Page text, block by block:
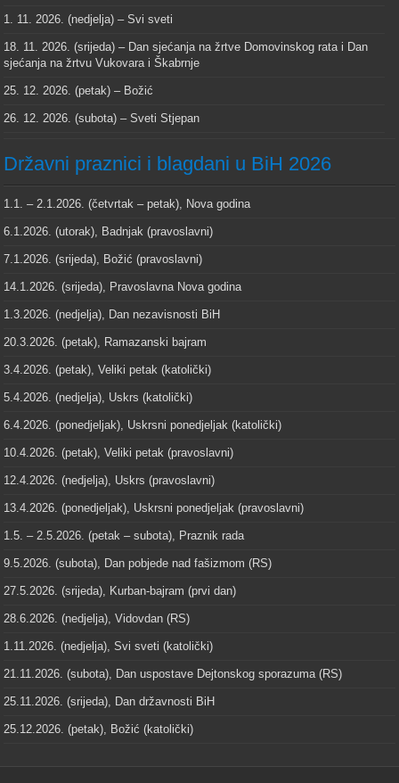
1. 11. 2026. (nedjelja) – Svi sveti
18. 11. 2026. (srijeda) – Dan sjećanja na žrtve Domovinskog rata i Dan
sjećanja na žrtvu Vukovara i Škabrnje
25. 12. 2026. (petak) – Božić
26. 12. 2026. (subota) – Sveti Stjepan
Državni praznici i blagdani u BiH 2026
1.1. – 2.1.2026. (četvrtak – petak), Nova godina
6.1.2026. (utorak), Badnjak (pravoslavni)
7.1.2026. (srijeda), Božić (pravoslavni)
14.1.2026. (srijeda), Pravoslavna Nova godina
1.3.2026. (nedjelja), Dan nezavisnosti BiH
20.3.2026. (petak), Ramazanski bajram
3.4.2026. (petak), Veliki petak (katolički)
5.4.2026. (nedjelja), Uskrs (katolički)
6.4.2026. (ponedjeljak), Uskrsni ponedjeljak (katolički)
10.4.2026. (petak), Veliki petak (pravoslavni)
12.4.2026. (nedjelja), Uskrs (pravoslavni)
13.4.2026. (ponedjeljak), Uskrsni ponedjeljak (pravoslavni)
1.5. – 2.5.2026. (petak – subota), Praznik rada
9.5.2026. (subota), Dan pobjede nad fašizmom (RS)
27.5.2026. (srijeda), Kurban-bajram (prvi dan)
28.6.2026. (nedjelja), Vidovdan (RS)
1.11.2026. (nedjelja), Svi sveti (katolički)
21.11.2026. (subota), Dan uspostave Dejtonskog sporazuma (RS)
25.11.2026. (srijeda), Dan državnosti BiH
25.12.2026. (petak), Božić (katolički)